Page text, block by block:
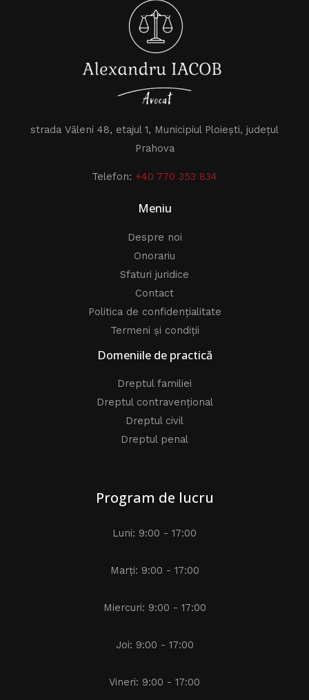
strada Văleni 48, etajul 1, Municipiul Ploiești, județul
Prahova
Telefon: +40 770 353 834
Meniu
Despre noi
Onorariu
Sfaturi juridice
Contact
Politica de confidențialitate
Termeni și condiții
Domeniile de practică
Dreptul familiei
Dreptul contravențional
Dreptul civil
Dreptul penal
Program de lucru
Luni: 9:00 - 17:00
Marți: 9:00 - 17:00
Miercuri: 9:00 - 17:00
Joi: 9:00 - 17:00
Vineri: 9:00 - 17:00